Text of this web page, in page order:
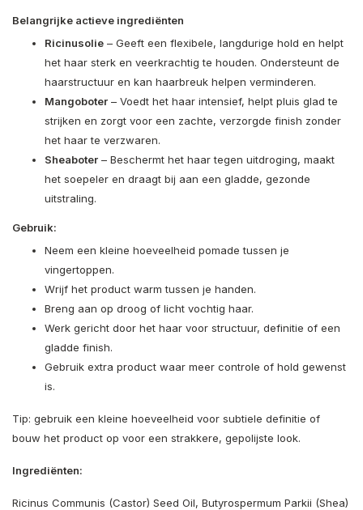
Belangrijke actieve ingrediënten
Ricinusolie – Geeft een flexibele, langdurige hold en helpt
het haar sterk en veerkrachtig te houden. Ondersteunt de
haarstructuur en kan haarbreuk helpen verminderen.
Mangoboter – Voedt het haar intensief, helpt pluis glad te
strijken en zorgt voor een zachte, verzorgde finish zonder
het haar te verzwaren.
Sheaboter – Beschermt het haar tegen uitdroging, maakt
het soepeler en draagt bij aan een gladde, gezonde
uitstraling.
Gebruik:
Neem een kleine hoeveelheid pomade tussen je
vingertoppen.
Wrijf het product warm tussen je handen.
Breng aan op droog of licht vochtig haar.
Werk gericht door het haar voor structuur, definitie of een
gladde finish.
Gebruik extra product waar meer controle of hold gewenst
is.
Tip: gebruik een kleine hoeveelheid voor subtiele definitie of
bouw het product op voor een strakkere, gepolijste look.
Ingrediënten:
Ricinus Communis (Castor) Seed Oil, Butyrospermum Parkii (Shea)